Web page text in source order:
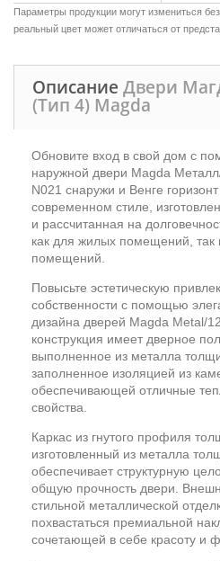
Параметры продукции могут измениться
реальный цвет может отличаться от
Описание Двери
(Тип 4) Magda
Обновите вход в свой дом с
наружной двери Magda
N021 снаружи и Венге
современном стиле,
и рассчитанная на
как для жилых помещений, так
помещений.
Повысьте эстетическую
собственности с помощью
дизайна дверей Magda Metal/
конструкция имеет дверное
выполненное из металла
заполненное изоляцией из
обеспечивающей отличные
свойства.
Каркас из гнутого профиля
изготовленный из металла
обеспечивает структурную
общую прочность двери.
стильной металлической
похвастаться премиальной
сочетающей в себе красоту и